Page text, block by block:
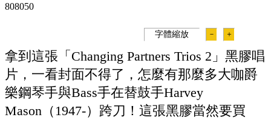
808050
字體縮放 － ＋
拿到這張「Changing Partners Trios 2」黑膠唱
片，一看封面不得了，怎麼有那麼多大咖爵
樂鋼琴手與Bass手在替鼓手Harvey
Mason（1947-）跨刀！這張黑膠當然要買